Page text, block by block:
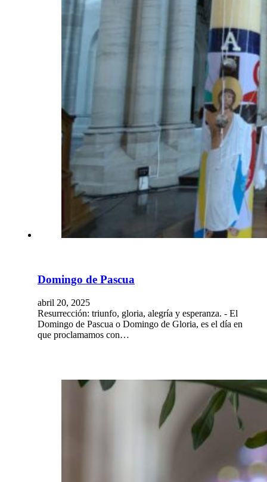
Domingo de Pascua
abril 20, 2025
Resurrección: triunfo, gloria, alegría y esperanza. - El
Domingo de Pascua o Domingo de Gloria, es el día en
que proclamamos con…